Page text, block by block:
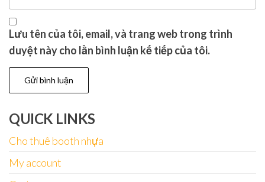
Lưu tên của tôi, email, và trang web trong trình
duyệt này cho lần bình luận kế tiếp của tôi.
QUICK LINKS
Cho thuê booth nhựa
My account